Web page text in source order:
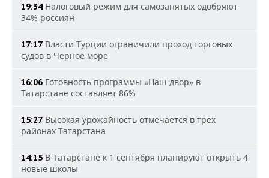
19:34Налоговый режим для самозанятых одобряют
34% россиян
17:17 Власти Турции ограничили проход торговых
судов в Черное море
16:06 Готовность программы «Наш двор» в
Татарстане составляет 86%
15:27 Высокая урожайность отмечается в трех
районах Татарстана
14:15 В Татарстане к 1 сентября планируют открыть 4
новые школы